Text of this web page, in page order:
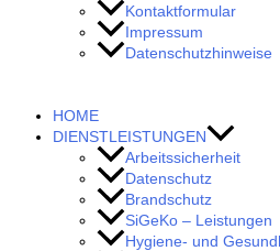
Kontaktformular
Impressum
Datenschutzhinweise
HOME
DIENSTLEISTUNGEN
Arbeitssicherheit
Datenschutz
Brandschutz
SiGeKo – Leistungen
Hygiene- und